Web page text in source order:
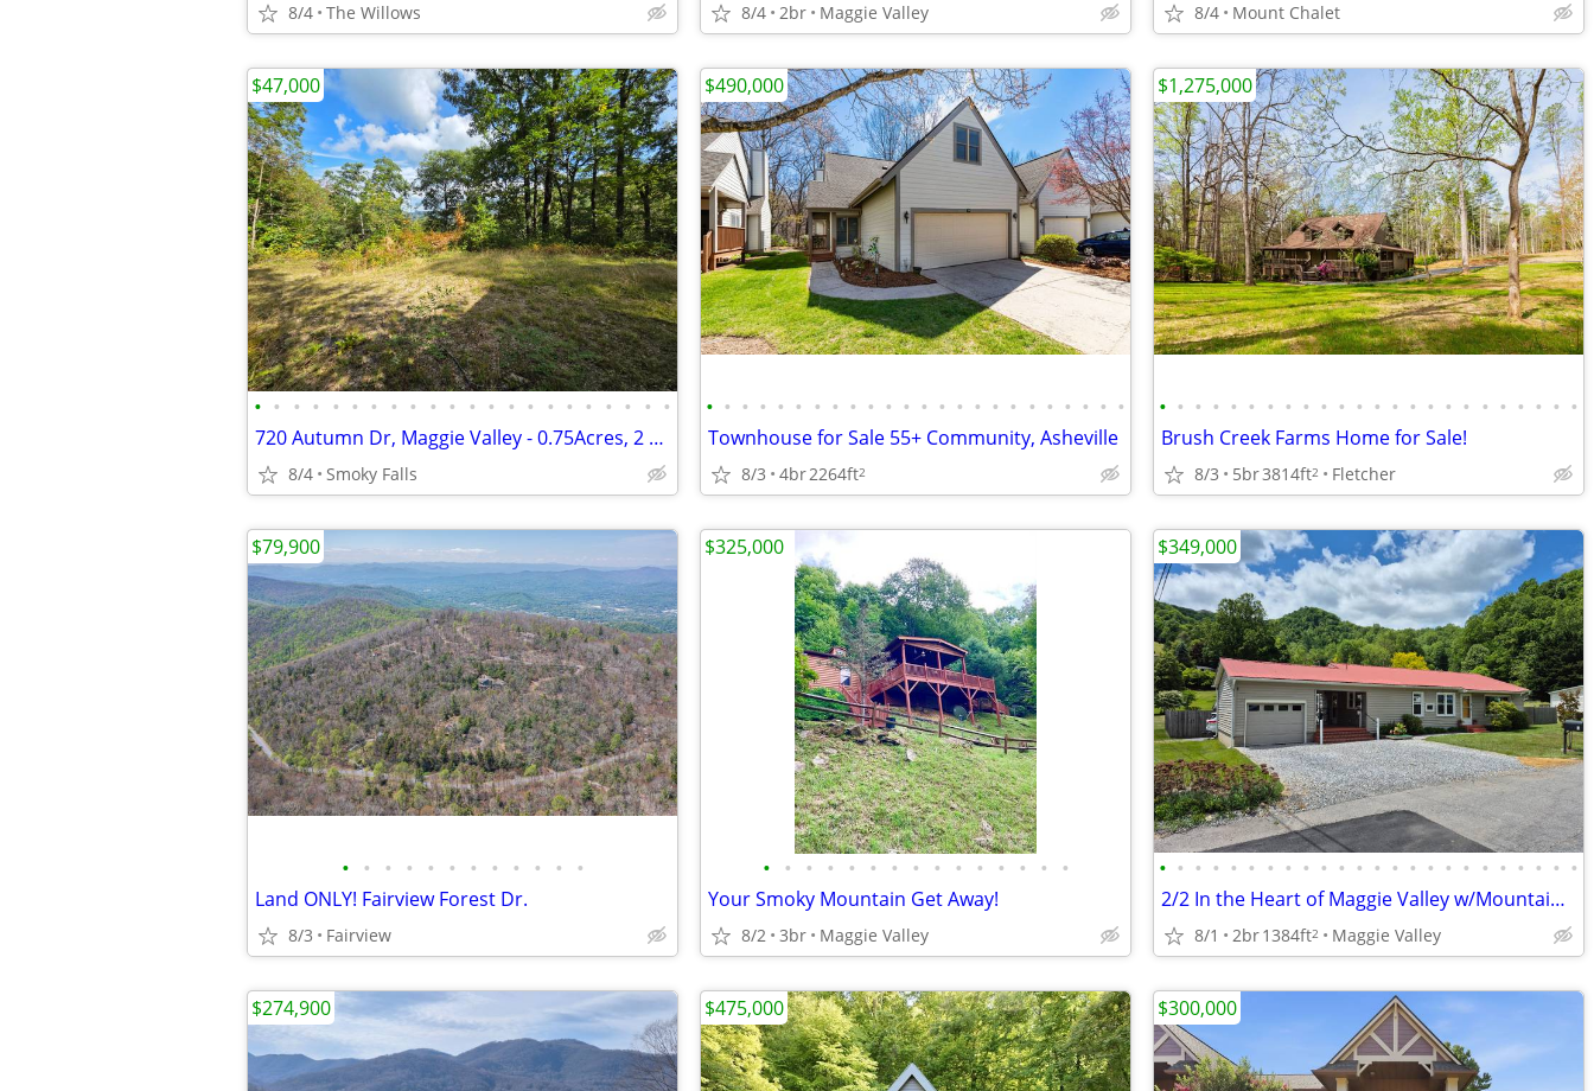
8/4 The Willows 8/4 2br Maggie Valley 8/4 Mount Chalet
• • • • • • • • • • • • • • • • • • • • • •
720 Autumn Dr, Maggie Valley - 0.75Acres, 2 Bed Septic Installed
8/4 Smoky Falls
$47,000
• • • • • • • • • • • • • • • • • • • • • • • •
Townhouse for Sale 55+ Community, Asheville
8/3 4br2264ft2
$490,000
• • • • • • • • • • • • • • • • • • • • • • • •
Brush Creek Farms Home for Sale!
8/3 5br3814ft2 Fletcher
$1,275,000
• • • • • • • • • • • •
Land ONLY! Fairview Forest Dr.
8/3 Fairview
$79,900
• • • • • • • • • • • • • • •
Your Smoky Mountain Get Away!
8/2 3br Maggie Valley
$325,000
• • • • • • • • • • • • • • • • • • • • • • • •
2/2 In the Heart of Maggie Valley w/Mountain Views!
8/1 2br1384ft2 Maggie Valley
$349,000
$274,900 $475,000 $300,000